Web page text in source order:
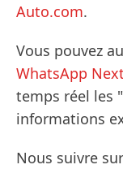
Auto.com.
Vous pouvez
WhatsApp
temps réel les
informations
Nous suivre